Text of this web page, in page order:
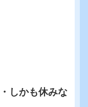
しかも休みな